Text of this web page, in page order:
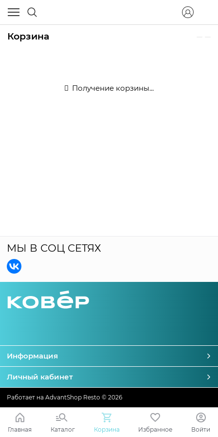
Корзина
Получение корзины...
МЫ В СОЦ СЕТЯХ
Информация
Личный кабинет
Работает на AdvantShop Resto © 2026
Главная Каталог Корзина Избранное Войти